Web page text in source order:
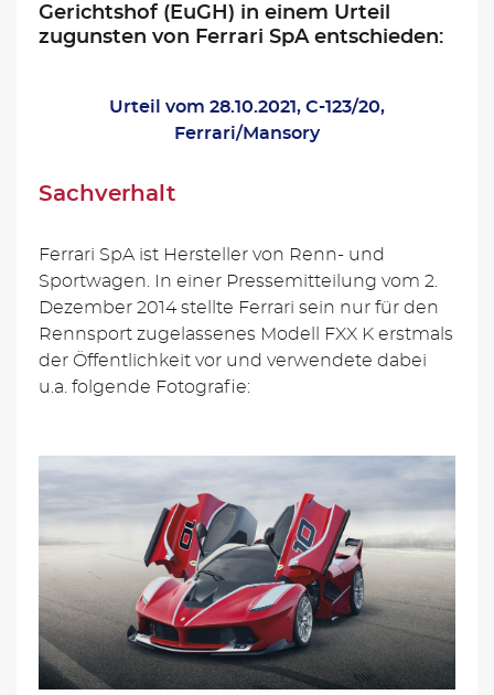
Gerichtshof (EuGH) in einem Urteil
zugunsten von Ferrari SpA entschieden:
Urteil vom 28.10.2021, C-123/20,
Ferrari/Mansory
Sachverhalt
Ferrari SpA ist Hersteller von Renn- und
Sportwagen. In einer Pressemitteilung vom 2.
Dezember 2014 stellte Ferrari sein nur für den
Rennsport zugelassenes Modell FXX K erstmals
der Öffentlichkeit vor und verwendete dabei
u.a. folgende Fotografie: